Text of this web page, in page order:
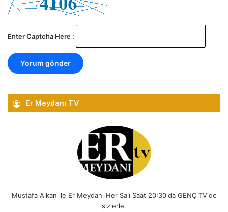
Enter Captcha Here :
Er Meydanı TV
Mustafa Alkan ile Er Meydanı Her Salı Saat 20:30'da GENÇ TV'de
sizlerle.